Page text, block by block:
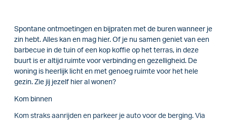
Spontane ontmoetingen en bijpraten met de buren wanneer je
zin hebt. Alles kan en mag hier. Of je nu samen geniet van een
barbecue in de tuin of een kop koffie op het terras, in deze
buurt is er altijd ruimte voor verbinding en gezelligheid. De
woning is heerlijk licht en met genoeg ruimte voor het hele
gezin. Zie jij jezelf hier al wonen?
Kom binnen
Kom straks aanrijden en parkeer je auto voor de berging. Via